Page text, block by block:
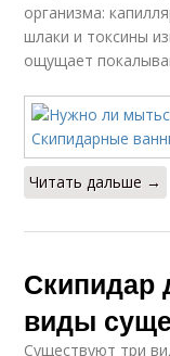
организма:
шлаки и токсины
ощущает
Читать дальше →
Скипидар
виды
Существуют три